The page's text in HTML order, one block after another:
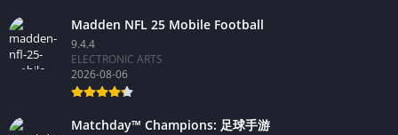
Madden NFL 25 Mobile Football
9.4.4
ELECTRONIC ARTS
2026-08-06
Matchday™ Champions: 足球手游